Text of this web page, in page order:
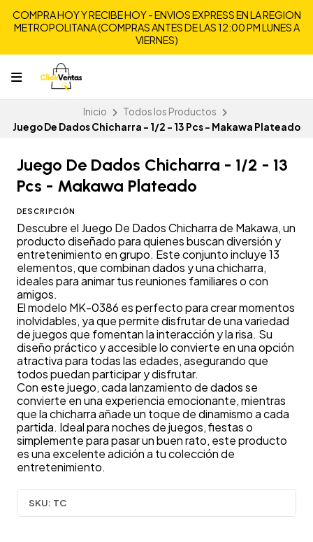
COMPRA HOY Y RECIBE HOY - ENVIOS EXPRESS EN LA REGION
METROPOLITANA (COMPRAS ANTES DE LAS 12:00 PM LUNES A
VIERNES)
Inicio
Todos los Productos
Juego De Dados Chicharra - 1/2 - 13 Pcs - Makawa Plateado
Juego De Dados Chicharra - 1/2 - 13
Pcs - Makawa Plateado
DESCRIPCIÓN
Descubre el Juego De Dados Chicharra de Makawa, un
producto diseñado para quienes buscan diversión y
entretenimiento en grupo. Este conjunto incluye 13
elementos, que combinan dados y una chicharra,
ideales para animar tus reuniones familiares o con
amigos.
El modelo MK-0386 es perfecto para crear momentos
inolvidables, ya que permite disfrutar de una variedad
de juegos que fomentan la interacción y la risa. Su
diseño práctico y accesible lo convierte en una opción
atractiva para todas las edades, asegurando que
todos puedan participar y disfrutar.
Con este juego, cada lanzamiento de dados se
convierte en una experiencia emocionante, mientras
que la chicharra añade un toque de dinamismo a cada
partida. Ideal para noches de juegos, fiestas o
simplemente para pasar un buen rato, este producto
es una excelente adición a tu colección de
entretenimiento.
SKU: TC